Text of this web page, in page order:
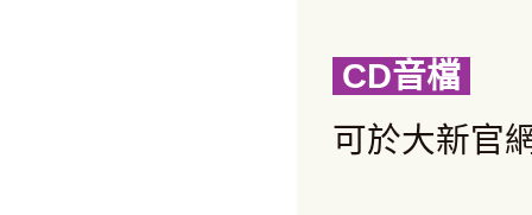
CD音檔
可於大新官